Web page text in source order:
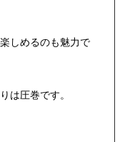
しめるのも魅力で
は圧巻です。